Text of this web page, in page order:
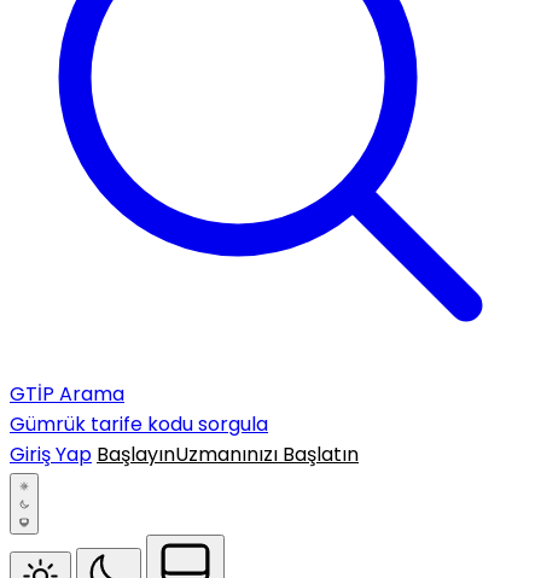
GTİP Arama
Gümrük tarife kodu sorgula
Giriş Yap BaşlayınUzmanınızı Başlatın